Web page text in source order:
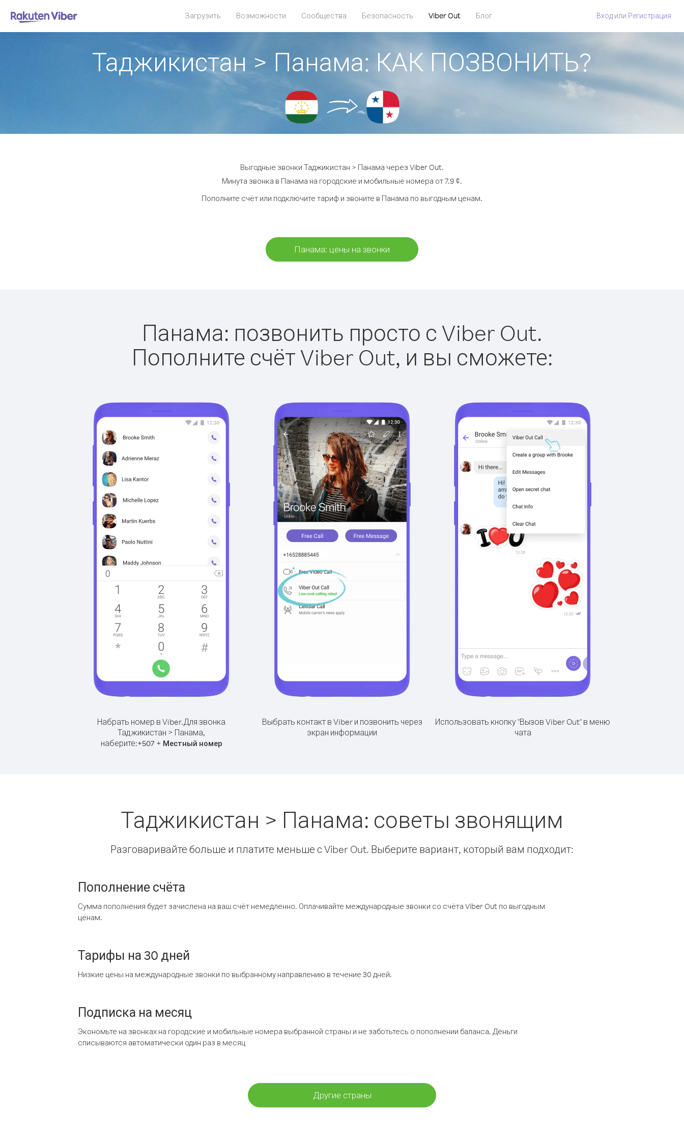
Загрузить Возможности Сообщества Безопасность Viber Out Блог Вход или Регистрация
Таджикистан > Панама: КАК ПОЗВОНИТЬ?
Выгодные звонки Таджикистан > Панама через Viber Out.
Минута звонка в Панама на городские и мобильные номера от 7.9 ¢.
Пополните счёт или подключите тариф и звоните в Панама по выгодным ценам.
Панама: цены на звонки
Панама: позвонить просто с Viber Out.
Пополните счёт Viber Out, и вы сможете:
Набрать номер в Viber.Для звонка
Таджикистан > Панама,
наберите:+507+ Местный номер
Выбрать контакт в Viber и позвонить через
экран информации
Использовать кнопку "Вызов Viber Out" в меню
чата
Таджикистан > Панама: советы звонящим
Разговаривайте больше и платите меньше с Viber Out. Выберите вариант, который вам подходит:
Пополнение счёта
Сумма пополнения будет зачислена на ваш счёт немедленно. Оплачивайте международные звонки со счёта Viber Out по выгодным
ценам.
Тарифы на 30 дней
Низкие цены на международные звонки по выбранному направлению в течение 30 дней.
Подписка на месяц
Экономьте на звонках на городские и мобильные номера выбранной страны и не заботьтесь о пополнении баланса. Деньги
списываются автоматически один раз в месяц
Другие страны